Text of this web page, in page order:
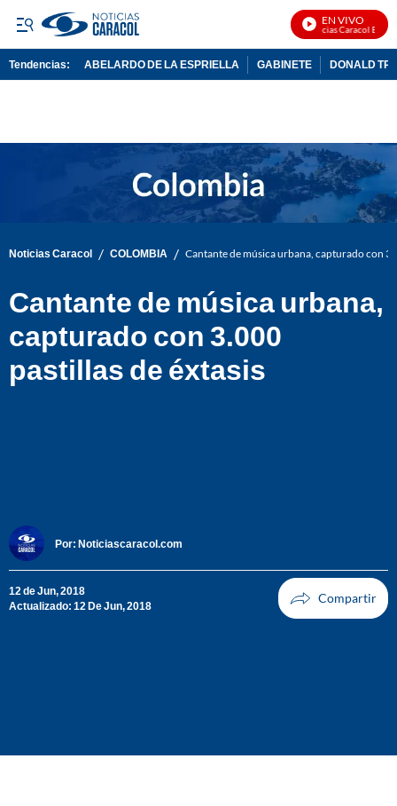
EN VIVO
Noticias Caracol En
Tendencias: ABELARDO DE LA ESPRIELLA GABINETE DONALD
Noticias Caracol / COLOMBIA / Cantante de música urbana, capturado con
Cantante de música urbana,
capturado con 3.000
pastillas de éxtasis
Por: Noticiascaracol.com
12 de Jun, 2018
Actualizado: 12 De Jun, 2018